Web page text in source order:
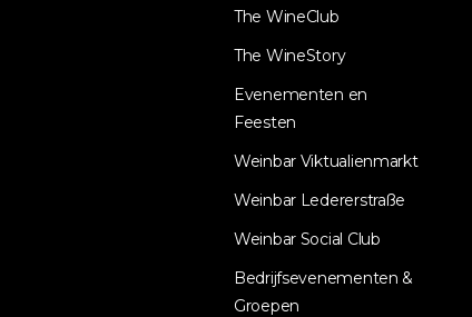
The WineClub
The WineStory
Evenementen en
Feesten
Weinbar Viktualienmarkt
Weinbar Ledererstraße
Weinbar Social Club
Bedrijfsevenementen &
Groepen